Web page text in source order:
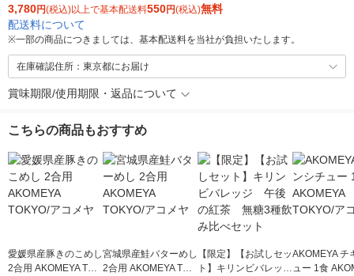
3,780円(税込)以上で基本配送料550円(税込)無料
配送料について
※一部の商品につきましては、基本配送料を当社が負担いたします。
在庫確認住所：東京都にお届け
賞味期限/使用期限・返品について
こちらの商品もおすすめ
愛媛県産豚きのこめし
2合用 AKOMEYA TOK
宮城県産鮭バターめし
2合用 AKOMEYA TOK
【限定】【お試しセッ
ト】キリンビバレッ
AKOMEYA チ
ュー 1食